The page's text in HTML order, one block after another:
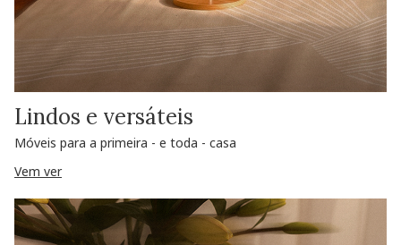
Lindos e versáteis
Móveis para a primeira - e toda - casa
Vem ver